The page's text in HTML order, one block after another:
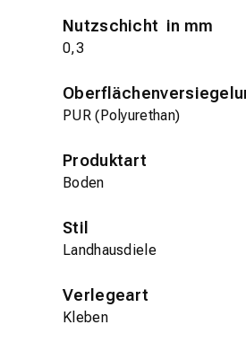
Nutzschicht in mm
0,3
PUR (Polyurethan)
Produktart
Boden
Stil
Landhausdiele
Verlegeart
Kleben